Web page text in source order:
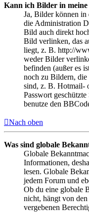
Kann ich Bilder in meine
Ja, Bilder können in
die Administration
Bild auch direkt
Bild verlinken, das
liegt, z. B. http://
weder Bilder
befinden (außer es
noch zu Bildern,
sind, z. B. Hotmail-
Passwort
benutze den
Nach oben
Was sind globale
Globale
Informationen,
lesen. Globale
jedem Forum und
Ob du eine globale
nicht, hängt von
vergebenen